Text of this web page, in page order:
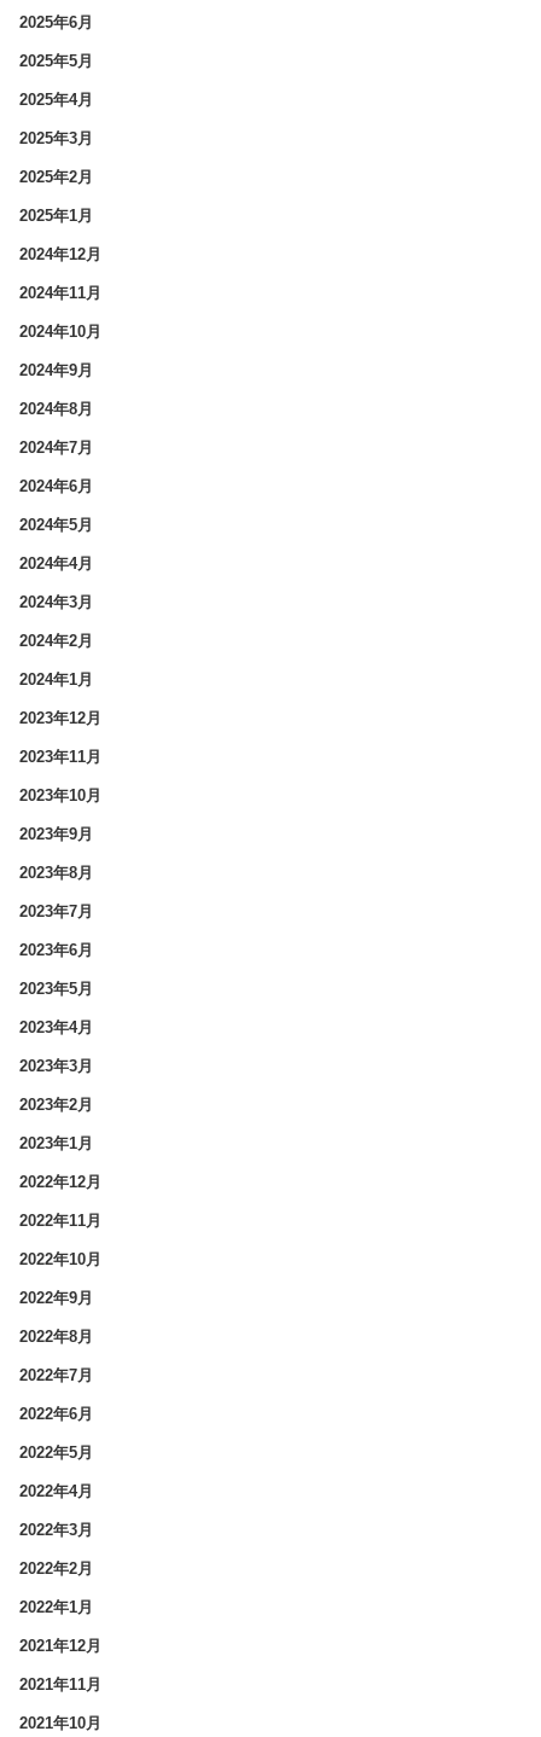
2025年6月
2025年5月
2025年4月
2025年3月
2025年2月
2025年1月
2024年12月
2024年11月
2024年10月
2024年9月
2024年8月
2024年7月
2024年6月
2024年5月
2024年4月
2024年3月
2024年2月
2024年1月
2023年12月
2023年11月
2023年10月
2023年9月
2023年8月
2023年7月
2023年6月
2023年5月
2023年4月
2023年3月
2023年2月
2023年1月
2022年12月
2022年11月
2022年10月
2022年9月
2022年8月
2022年7月
2022年6月
2022年5月
2022年4月
2022年3月
2022年2月
2022年1月
2021年12月
2021年11月
2021年10月